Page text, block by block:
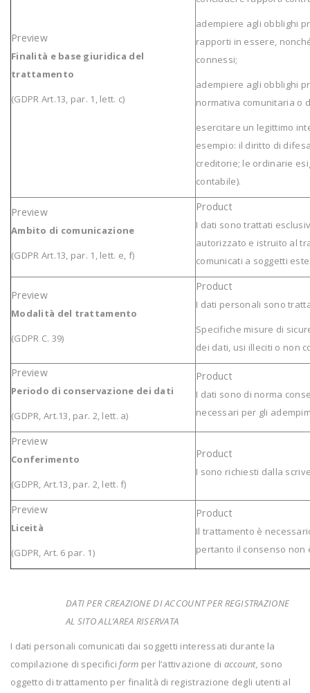
Finalità e base giuridica del
trattamento
(GDPR Art.13, par. 1, lett. c)
adempiere agli obblighi
rapporti in essere,
connessi;
adempiere agli obblighi
normativa comunitaria o
esercitare un legittimo
esempio: il diritto di
creditorie; le ordinarie
contabile).
Ambito di comunicazione
(GDPR Art.13, par. 1, lett. e, f)
I dati sono trattati
autorizzato e istruito al
comunicati a soggetti
Modalità del trattamento
(GDPR C. 39)
I dati personali sono
Specifiche misure di
dei dati, usi illeciti o non
Periodo di conservazione dei dati
(GDPR, Art.13, par. 2, lett. a)
I dati sono di norma
necessari per gli
Conferimento
(GDPR, Art.13, par. 2, lett. f)
I sono richiesti dalla
Liceità
(GDPR, Art. 6 par. 1)
Il trattamento è
pertanto il consenso non
DATI PER CREAZIONE DI ACCOUNT PER REGISTRAZIONE
AL SITO ALL’AREA RISERVATA
I dati personali comunicati dai soggetti interessati durante la
compilazione di specificiform per l’attivazione di account, sono
oggetto di trattamento per finalità di registrazione degli utenti al